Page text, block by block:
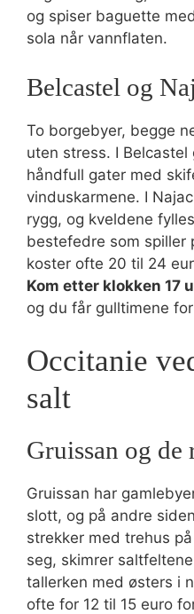
og spiser baguette
sola når vannflaten.
Belcastel og
To borgebyer, begge
uten stress. I
håndfull gater med
vinduskarmene. I
rygg, og kveldene
bestefedre som spiller
koster ofte 20 til 24
Kom etter klokken 17
og du får gulltimene
Occitanie
salt
Gruissan og de
Gruissan har
slott, og på andre
strekker med trehus
seg, skimrer
tallerken med østers i
ofte for 12 til 15 euro